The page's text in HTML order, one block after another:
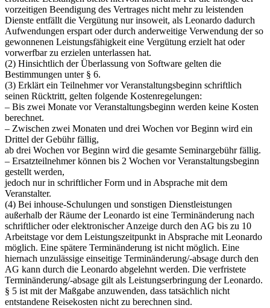
vorzeitigen Beendigung des Vertrages nicht mehr zu leistenden
Dienste entfällt die Vergütung nur insoweit, als Leonardo dadurch
Aufwendungen erspart oder durch anderweitige Verwendung der so
gewonnenen Leistungsfähigkeit eine Vergütung erzielt hat oder
vorwerfbar zu erzielen unterlassen hat.
(2) Hinsichtlich der Überlassung von Software gelten die
Bestimmungen unter § 6.
(3) Erklärt ein Teilnehmer vor Veranstaltungsbeginn schriftlich
seinen Rücktritt, gelten folgende Kostenregelungen:
– Bis zwei Monate vor Veranstaltungsbeginn werden keine Kosten
berechnet.
– Zwischen zwei Monaten und drei Wochen vor Beginn wird ein
Drittel der Gebühr fällig,
ab drei Wochen vor Beginn wird die gesamte Seminargebühr fällig.
– Ersatzteilnehmer können bis 2 Wochen vor Veranstaltungsbeginn
gestellt werden,
jedoch nur in schriftlicher Form und in Absprache mit dem
Veranstalter.
(4) Bei inhouse-Schulungen und sonstigen Dienstleistungen
außerhalb der Räume der Leonardo ist eine Terminänderung nach
schriftlicher oder elektronischer Anzeige durch den AG bis zu 10
Arbeitstage vor dem Leistungszeitpunkt in Absprache mit Leonardo
möglich. Eine spätere Terminänderung ist nicht möglich. Eine
hiernach unzulässige einseitige Terminänderung/-absage durch den
AG kann durch die Leonardo abgelehnt werden. Die verfristete
Terminänderung/-absage gilt als Leistungserbringung der Leonardo.
§ 5 ist mit der Maßgabe anzuwenden, dass tatsächlich nicht
entstandene Reisekosten nicht zu berechnen sind.